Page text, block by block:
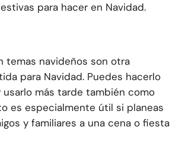
para hacer en Navidad.
temas navideños son otra
para Navidad. Puedes hacerlo
más tarde también como
es especialmente útil si planeas
y familiares a una cena o fiesta